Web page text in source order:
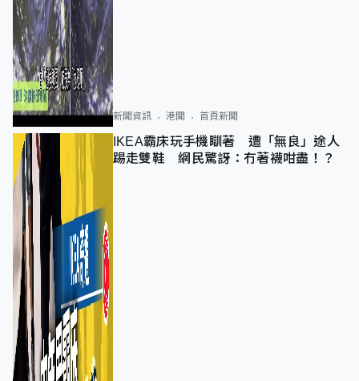
新聞資訊 港聞 首頁新聞
IKEA霸床玩手機瞓著 遭「無良」途人
踢走雙鞋 網民驚訝：冇著襪咁盡！？